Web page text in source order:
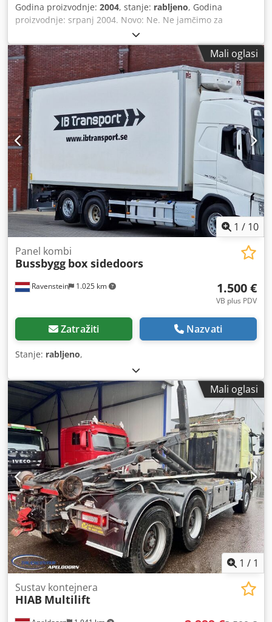
Godina proizvodnje: 2004, stanje: rabljeno, Godina
proizvodnje: srpanj 2004. Novo: Ne. Ne jamčimo za
proizvod. Csdpfx Aijzp E Iiexsha Molimo, kontaktirajte nas
ako ne možete pronaći ono što tražite.
Mali oglasi
1 / 10
Ravenstein 1.025 km
Panel kombi
Bussbygg box sidedoors
1.500 €
VB plus PDV
Zatražiti Nazvati
Stanje: rabljeno,
Mali oglasi
1 / 1
Sustav kontejnera
HIAB Multilift